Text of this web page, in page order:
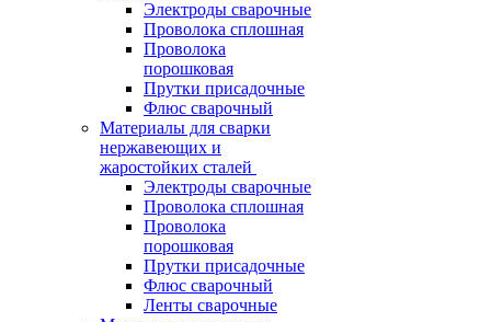
Электроды сварочные
Проволока сплошная
Проволока
порошковая
Прутки присадочные
Флюс сварочный
Материалы для сварки
нержавеющих и
жаростойких сталей
Электроды сварочные
Проволока сплошная
Проволока
порошковая
Прутки присадочные
Флюс сварочный
Ленты сварочные